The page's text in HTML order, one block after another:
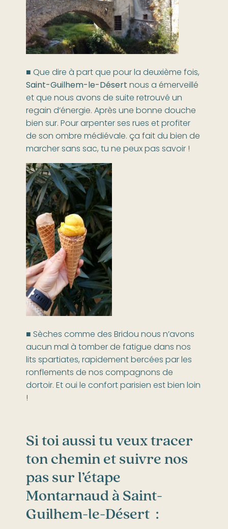
■ Que dire à part que pour la deuxième fois,
Saint-Guilhem-le-Désertnous a émerveillé
et que nous avons de suite retrouvé un
regain d’énergie. Après une bonne douche
bien sur. Pour arpenter ses rues et profiter
de son ombre médiévale. ça fait du bien de
marcher sans sac, tu ne peux pas savoir !
■ Sèches comme des Bridou nous n’avons
aucun mal à tomber de fatigue dans nos
lits spartiates, rapidement bercées par les
ronflements de nos compagnons de
dortoir. Et oui le confort parisien est bien loin
!
Si toi aussi tu veux tracer
ton chemin et suivre nos
pas sur l’étape
Montarnaud à Saint-
Guilhem-le-Désert :